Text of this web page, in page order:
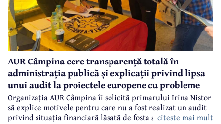
AUR Câmpina cere transparență totală în
administrația publică și explicații privind lipsa
unui audit la proiectele europene cu probleme
Organizația AUR Câmpina îi solicită primarului Irina Nistor
să explice motivele pentru care nu a fost realizat un audit
privind situația financiară lăsată de fosta administrație.
citeste mai mult